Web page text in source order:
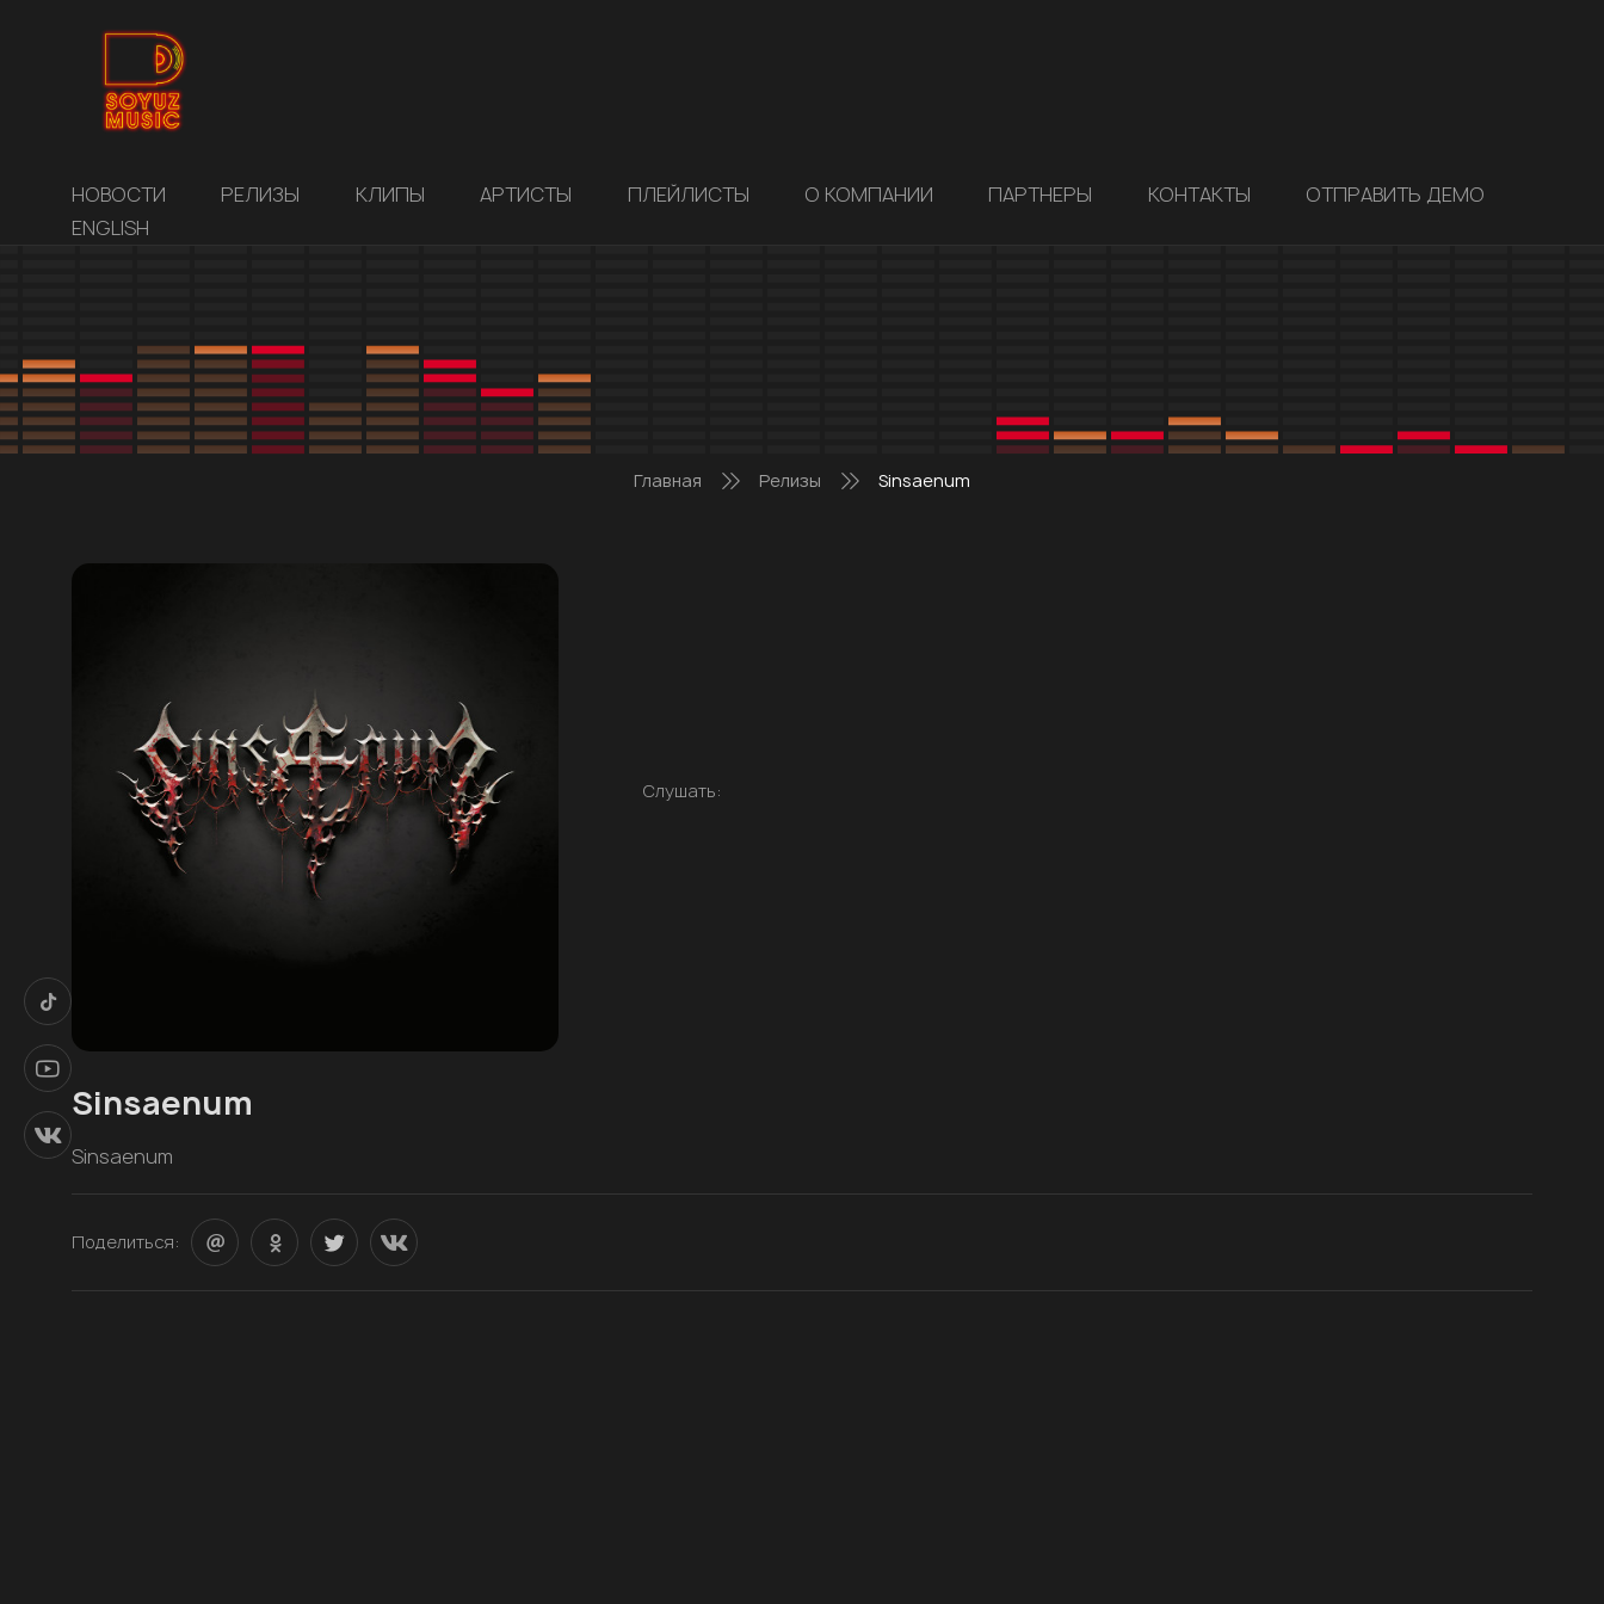
НОВОСТИ РЕЛИЗЫ КЛИПЫ АРТИСТЫ ПЛЕЙЛИСТЫ О КОМПАНИИ ПАРТНЕРЫ КОНТАКТЫ
ОТПРАВИТЬ ДЕМО
ENGLISH
Главная Релизы Sinsaenum
Слушать:
Sinsaenum
Sinsaenum
Поделиться: